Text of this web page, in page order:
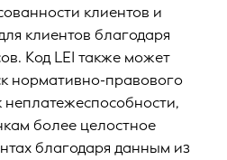
клиентов и
клиентов благодаря
Код LEI также может
нормативно-правового
неплатежеспособности,
более целостное
благодаря данным из